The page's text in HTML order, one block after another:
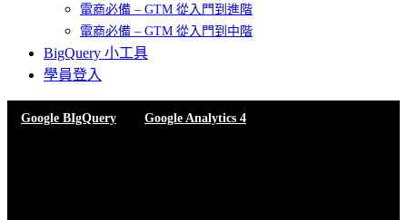
電商必備 – GTM 從入門到進階
電商必備 – GTM 從入門到中階
BigQuery 小工具
學員登入
Google BIgQuery Google Analytics 4